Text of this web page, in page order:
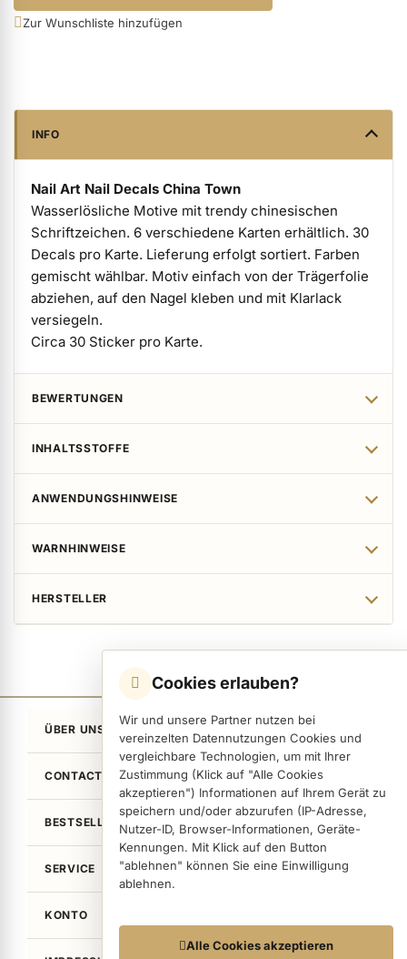
Cookies erlauben?
Wir und unsere Partner nutzen bei
vereinzelten Datennutzungen Cookies und
vergleichbare Technologien, um mit Ihrer
Zustimmung (Klick auf "Alle Cookies
akzeptieren") Informationen auf Ihrem Gerät zu
speichern und/oder abzurufen (IP-Adresse,
Nutzer-ID, Browser-Informationen, Geräte-
Kennungen. Mit Klick auf den Button
"ablehnen" können Sie eine Einwilligung
ablehnen.
DatennutzungenAlle Cookies akzeptieren
Zur Wunschliste hinzufügen
INFO
Nail Art Nail Decals China Town
Wasserlösliche Motive mit trendy chinesischen
Schriftzeichen. 6 verschiedene Karten erhältlich. 30
Decals pro Karte. Lieferung erfolgt sortiert. Farben
gemischt wählbar. Motiv einfach von der Trägerfolie
abziehen, auf den Nagel kleben und mit Klarlack
versiegeln.
Circa 30 Sticker pro Karte.
BEWERTUNGEN
INHALTSSTOFFE
ANWENDUNGSHINWEISE
WARNHINWEISE
HERSTELLER
ÜBER UNS
CONTACT
BESTSELLER
SERVICE
KONTO